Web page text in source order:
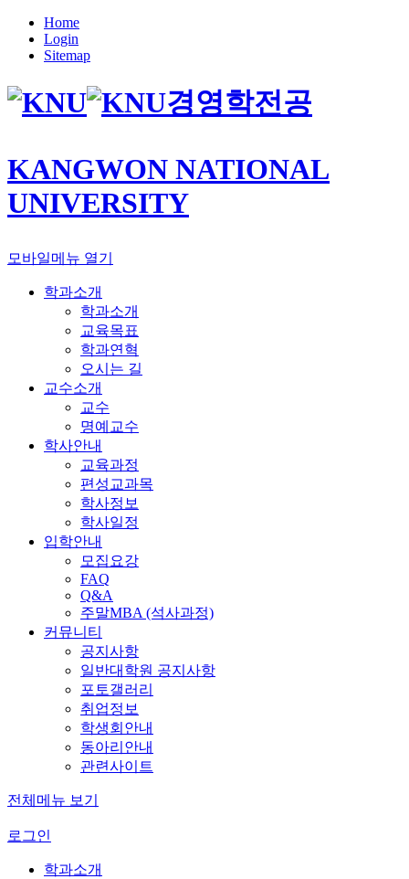
Home
Login
Sitemap
경영학전공
KANGWON NATIONAL
UNIVERSITY
모바일메뉴 열기
학과소개
학과소개
교육목표
학과연혁
오시는 길
교수소개
교수
명예교수
학사안내
교육과정
편성교과목
학사정보
학사일정
입학안내
모집요강
FAQ
Q&A
주말MBA (석사과정)
커뮤니티
공지사항
일반대학원 공지사항
포토갤러리
취업정보
학생회안내
동아리안내
관련사이트
전체메뉴 보기
로그인
학과소개